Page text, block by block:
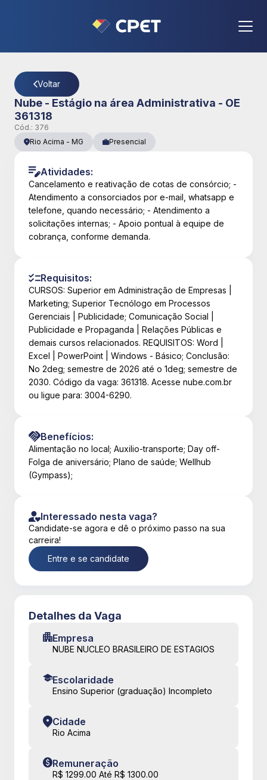
Voltar
Nube - Estágio na área Administrativa - OE
361318
Cód.: 376
Rio Acima - MG Presencial
Atividades:
Cancelamento e reativação de cotas de consórcio; -
Atendimento a consorciados por e-mail, whatsapp e
telefone, quando necessário; - Atendimento a
solicitações internas; - Apoio pontual à equipe de
cobrança, conforme demanda.
Requisitos:
CURSOS: Superior em Administração de Empresas |
Marketing; Superior Tecnólogo em Processos
Gerenciais | Publicidade; Comunicação Social |
Publicidade e Propaganda | Relações Públicas e
demais cursos relacionados. REQUISITOS: Word |
Excel | PowerPoint | Windows - Básico; Conclusão:
No 2deg; semestre de 2026 até o 1deg; semestre de
2030. Código da vaga: 361318. Acesse nube.com.br
ou ligue para: 3004-6290.
Benefícios:
Alimentação no local; Auxilio-transporte; Day off-
Folga de aniversário; Plano de saúde; Wellhub
(Gympass);
Interessado nesta vaga?
Candidate-se agora e dê o próximo passo na sua
carreira!
Entre e se candidate
Detalhes da Vaga
Empresa
NUBE NUCLEO BRASILEIRO DE ESTAGIOS
Escolaridade
Ensino Superior (graduação) Incompleto
Cidade
Rio Acima
Remuneração
R$ 1299.00 Até R$ 1300.00